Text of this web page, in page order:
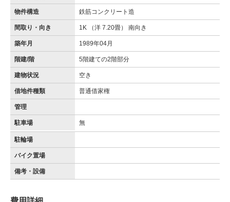
物件構造 鉄筋コンクリート造
間取り・向き 1K （洋 7.20畳） 南向き
築年月 1989年04月
階建/階 5階建ての2階部分
建物状況 空き
借地件種類 普通借家権
管理
駐車場 無
駐輪場
バイク置場
備考・設備